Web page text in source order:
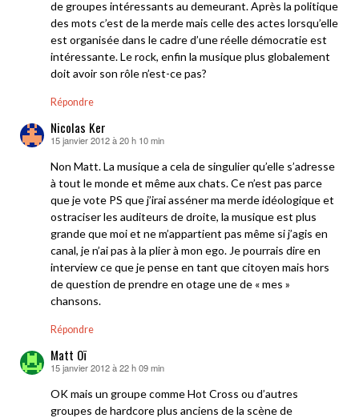
de groupes intéressants au demeurant. Après la politique
des mots c’est de la merde mais celle des actes lorsqu’elle
est organisée dans le cadre d’une réelle démocratie est
intéressante. Le rock, enfin la musique plus globalement
doit avoir son rôle n’est-ce pas?
Répondre
Nicolas Ker
dit :
15 janvier 2012 à 20 h 10 min
Non Matt. La musique a cela de singulier qu’elle s’adresse
à tout le monde et même aux chats. Ce n’est pas parce
que je vote PS que j’irai asséner ma merde idéologique et
ostraciser les auditeurs de droite, la musique est plus
grande que moi et ne m’appartient pas même si j’agis en
canal, je n’ai pas à la plier à mon ego. Je pourrais dire en
interview ce que je pense en tant que citoyen mais hors
de question de prendre en otage une de « mes »
chansons.
Répondre
Matt Oï
dit :
15 janvier 2012 à 22 h 09 min
OK mais un groupe comme Hot Cross ou d’autres
groupes de hardcore plus anciens de la scène de